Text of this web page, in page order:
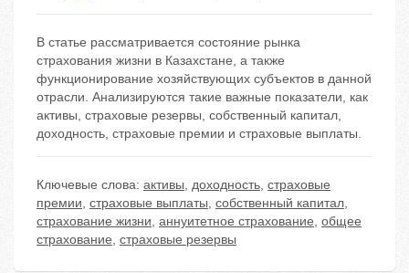
В статье рассматривается состояние рынка
страхования жизни в Казахстане, а также
функционирование хозяйствующих субъектов в данной
отрасли. Анализируются такие важные показатели, как
активы, страховые резервы, собственный капитал,
доходность, страховые премии и страховые выплаты.
Ключевые слова: активы, доходность, страховые
премии, страховые выплаты, собственный капитал,
страхование жизни, аннуитетное страхование, общее
страхование, страховые резервы